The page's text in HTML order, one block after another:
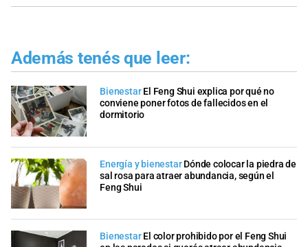
Además tenés que leer:
Bienestar El Feng Shui explica por qué no
conviene poner fotos de fallecidos en el
dormitorio
Energía y bienestar Dónde colocar la piedra de
sal rosa para atraer abundancia, según el
Feng Shui
Bienestar El color prohibido por el Feng Shui